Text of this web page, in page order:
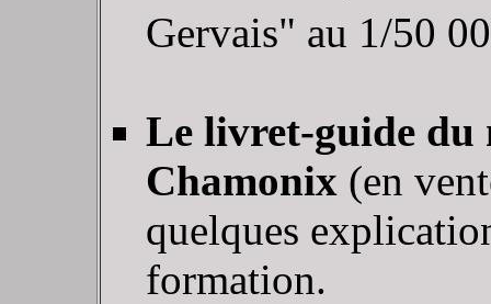
Gervais" au 1/50
Le livret-guide du
Chamonix (en
quelques
formation.